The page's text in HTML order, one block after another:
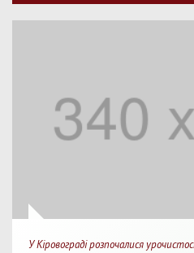
У Кіровограді розпочалися